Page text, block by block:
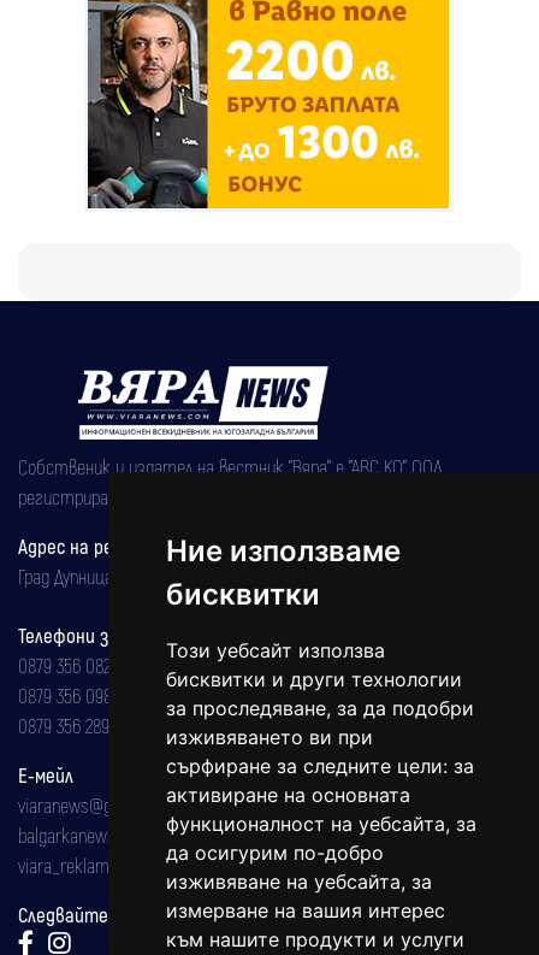
Ние използваме
бисквитки
Този уебсайт използва
бисквитки и други технологии
за проследяване, за да подобри
изживяването ви при
сърфиране за следните цели: за
активиране на основната
функционалност на уебсайта, за
да осигурим по-добро
изживяване на уебсайта, за
измерване на вашия интерес
към нашите продукти и услуги
Собственик и издател на вестник "Вяра" е "АВС КО" ООД,
регистрирана на 08.05.2002 година.
Адрес на редакцията
Град Дупница, ул.''Христо Ботев" 43
Телефони за реклама и абонаменти
0879 356 082
0879 356 098
0879 356 289
Е-мейл
viaranews@gmail.com
balgarkanews@gmail.com
viara_reklama@mail.bg
Следвайте ни: